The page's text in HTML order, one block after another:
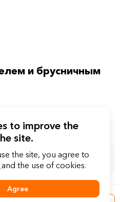
и брусничным
брусничное
to improve the
site.
the site, you agree to
and the use of cookies.
Agree